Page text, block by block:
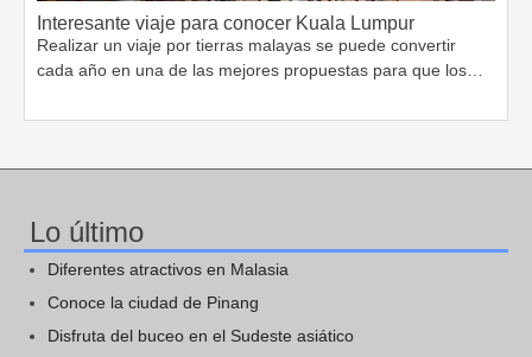
Interesante viaje para conocer Kuala Lumpur
Realizar un viaje por tierras malayas se puede convertir
cada año en una de las mejores propuestas para que los…
Lo último
Diferentes atractivos en Malasia
Conoce la ciudad de Pinang
Disfruta del buceo en el Sudeste asiático